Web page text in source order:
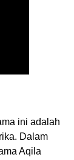
ini adalah
Dalam
Aqila